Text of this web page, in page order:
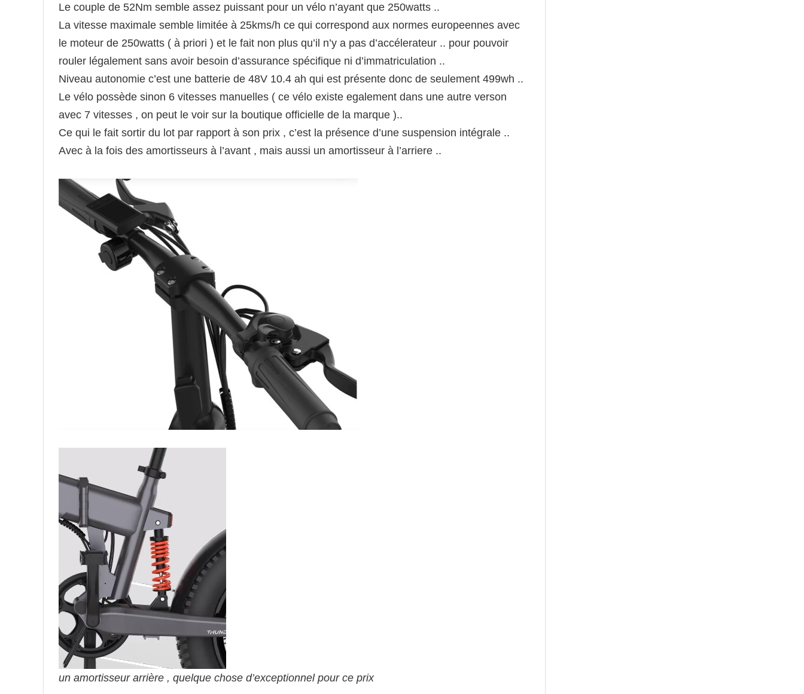
Le couple de 52Nm semble assez puissant pour un vélo n’ayant que 250watts ..
La vitesse maximale semble limitée à 25kms/h ce qui correspond aux normes europeennes avec
le moteur de 250watts ( à priori ) et le fait non plus qu’il n’y a pas d’accélerateur .. pour pouvoir
rouler légalement sans avoir besoin d’assurance spécifique ni d’immatriculation ..
Niveau autonomie c’est une batterie de 48V 10.4 ah qui est présente donc de seulement 499wh ..
Le vélo possède sinon 6 vitesses manuelles ( ce vélo existe egalement dans une autre verson
avec 7 vitesses , on peut le voir sur la boutique officielle de la marque )..
Ce qui le fait sortir du lot par rapport à son prix , c’est la présence d’une suspension intégrale ..
Avec à la fois des amortisseurs à l’avant , mais aussi un amortisseur à l’arriere ..
un amortisseur arrière , quelque chose d’exceptionnel pour ce prix